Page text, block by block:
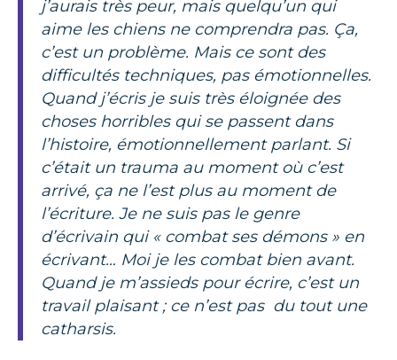
j’aurais très peur, mais quelqu’un qui
aime les chiens ne comprendra pas. Ça,
c’est un problème. Mais ce sont des
difficultés techniques, pas émotionnelles.
Quand j’écris je suis très éloignée des
choses horribles qui se passent dans
l’histoire, émotionnellement parlant. Si
c’était un trauma au moment où c’est
arrivé, ça ne l’est plus au moment de
l’écriture. Je ne suis pas le genre
d’écrivain qui « combat ses démons » en
écrivant… Moi je les combat bien avant.
Quand je m’assieds pour écrire, c’est un
travail plaisant ; ce n’est pas du tout une
catharsis.